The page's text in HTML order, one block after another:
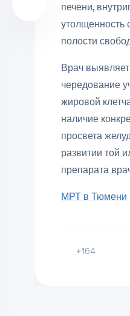
печени,
утолщенность
полости
Врач
чередование
жировой
наличие
просвета
развитии той
препарата
МРТ в Тюмени
+164